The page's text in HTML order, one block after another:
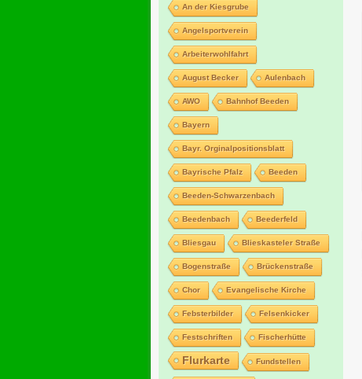
An der Kiesgrube
Angelsportverein
Arbeiterwohlfahrt
August Becker Aulenbach
AWO Bahnhof Beeden
Bayern
Bayr. Orginalpositionsblatt
Bayrische Pfalz Beeden
Beeden-Schwarzenbach
Beedenbach Beederfeld
Bliesgau Blieskasteler Straße
Bogenstraße Brückenstraße
Chor Evangelische Kirche
Febsterbilder Felsenkicker
Festschriften Fischerhütte
Flurkarte Fundstellen